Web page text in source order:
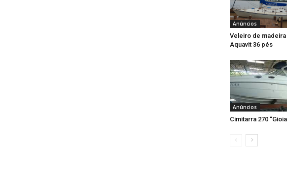
Anúncios
Veleiro de madeira
Aquavit 36 pés
Anúncios
Cimitarra 270